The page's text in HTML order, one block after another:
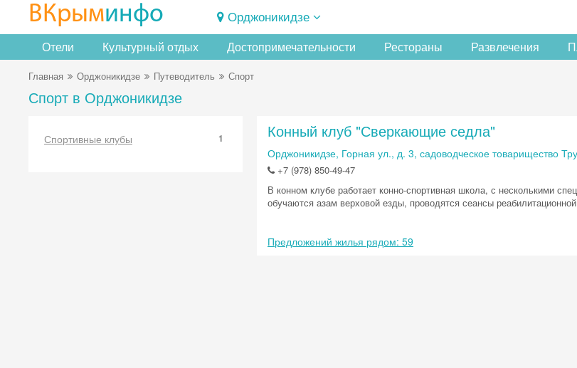
ВКрыминфо Орджоникидзе
Отели Культурный отдых Достопримечательности Рестораны Развлечения
Главная Орджоникидзе Путеводитель Спорт
Спорт в Орджоникидзе
Спортивные клубы 1 Конный клуб "Сверкающие седла"
Орджоникидзе, Горная ул., д. 3, садоводческое товарищество
+7 (978) 850-49-47
В конном клубе работает конно-спортивная школа, с несколькими
обучаются азам верховой езды, проводятся сеансы
Предложений жилья рядом: 59